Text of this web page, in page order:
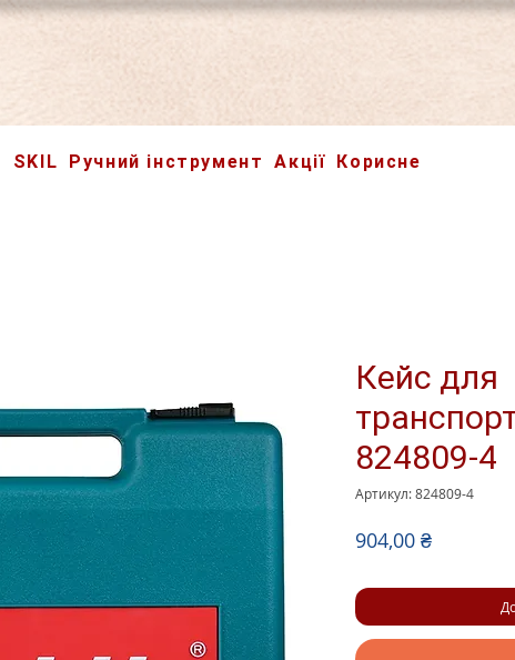
SKIL Ручний інструмент Акції Корисне
Кейс для
824809-4
Артикул: 824809-4
904,00 ₴Ціна